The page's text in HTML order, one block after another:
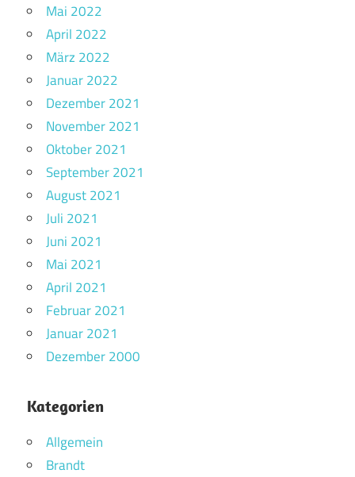
Mai 2022
April 2022
März 2022
Januar 2022
Dezember 2021
November 2021
Oktober 2021
September 2021
August 2021
Juli 2021
Juni 2021
Mai 2021
April 2021
Februar 2021
Januar 2021
Dezember 2000
Kategorien
Allgemein
Brandt